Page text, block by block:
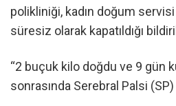
polikliniği, kadın doğum
süresiz olarak kapatıldığı
“2 buçuk kilo doğdu ve 9 gün
sonrasında Serebral Palsi (SP)